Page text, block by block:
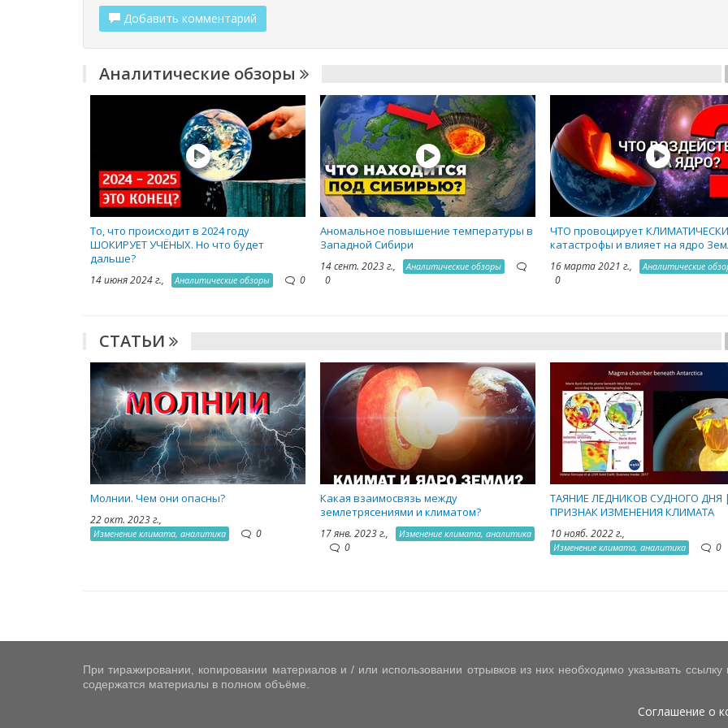
Добавить комментарий
Аналитические обзоры
То, что происходит в 2024 году
ШОКИРУЕТ УЧЁНЫХ. Но что будет
дальше?
14 июня 2024 г., Аналитические обзоры 0
Аномальное повышение температуры в
Западной Сибири
14 сент. 2023 г., Аналитические обзоры
0
ЧТО провоцирует
катастрофы и влияет на ядро
16 марта 2021 г., Аналитические
0
СТАТЬИ
Молнии. Чем они опасны?
22 окт. 2023 г.,
Изменение климата, аналитика 0
Какая взаимосвязь между
землетрясениями и климатом?
17 янв. 2023 г., Изменение климата, аналитика
0
ТАЯНИЕ ЛЕДНИКОВ СУДНОГО ДНЯ |
ПРИЗНАК ИЗМЕНЕНИЯ КЛИМАТА
10 нояб. 2022 г.,
Изменение климата, аналитика 0
При тиражировании, копировании материалов и / или использовании отрывков из них необходимо указывать
содержатся материалы в полном объёме.
Соглашение о